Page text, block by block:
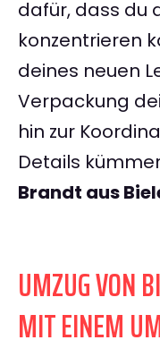
dafür, dass du
konzentrieren
deines neuen
Verpackung
hin zur
Details
Brandt aus
UMZUG VON
MIT EINEM